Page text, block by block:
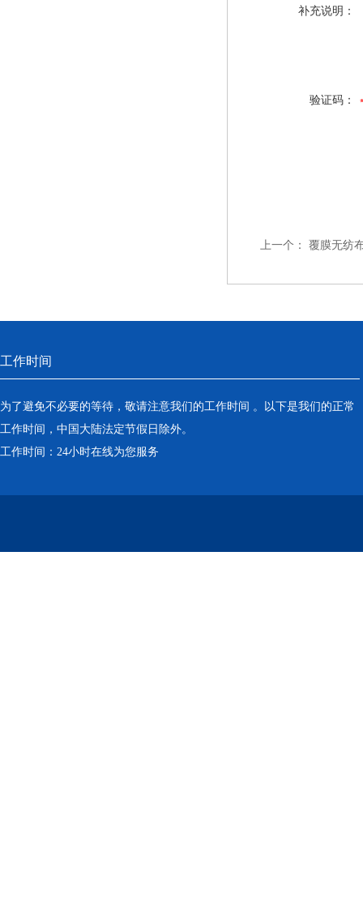
补充说明：
验证码：
上一个： 覆膜无纺
工作时间
为了避免不必要的等待，敬请注意我们的工作时间 。以下是我们的正常
工作时间，中国大陆法定节假日除外。
工作时间：24小时在线为您服务